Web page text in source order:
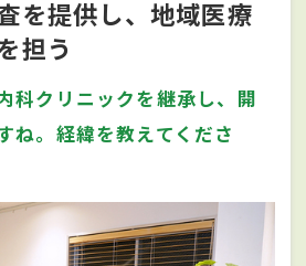
を提供し、地域医療
担う
科クリニックを継承し、開
ね。経緯を教えてくださ